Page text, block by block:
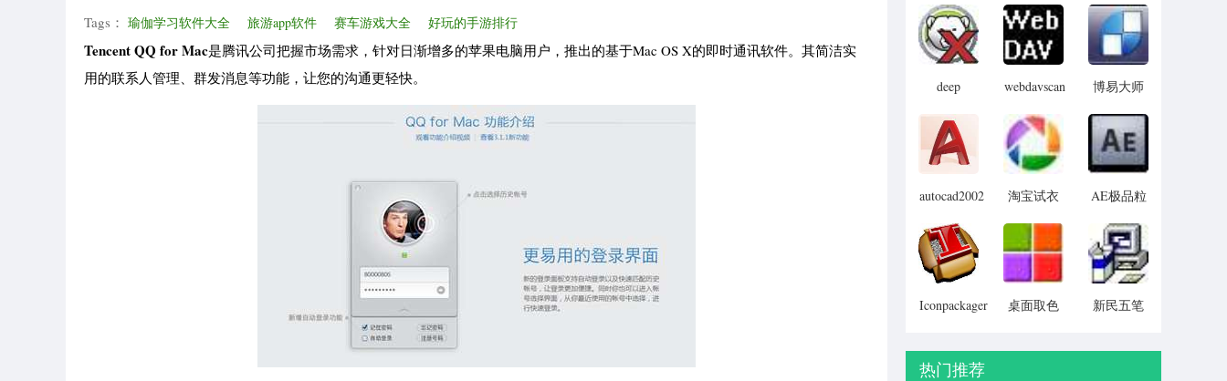
Tags： 瑜伽学习软件大全 旅游app软件 赛车游戏大全 好玩的手游排行
Tencent QQ for Mac是腾讯公司把握市场需求，针对日渐增多的苹果电脑用户，推出的基于Mac OS X的即时通讯软件。其简洁实
用的联系人管理、群发消息等功能，让您的沟通更轻快。
deep
password
remover(冰
点还原密
码清除器)
webdavscan
(web漏洞
扫描软件)
博易大师
autocad2002
淘宝试衣
AE极品粒
(Trapcode
Particular)
Iconpackager
桌面取色
新民五笔
热门推荐